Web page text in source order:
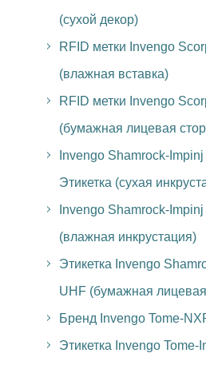
(сухой декор)
RFID метки Invengo
(влажная вставка)
RFID метки Invengo
(бумажная лицевая
Invengo Shamrock-
Этикетка (сухая
Invengo Shamrock-
(влажная инкрустация)
Этикетка Invengo
UHF (бумажная
Бренд Invengo Tome-
Этикетка Invengo